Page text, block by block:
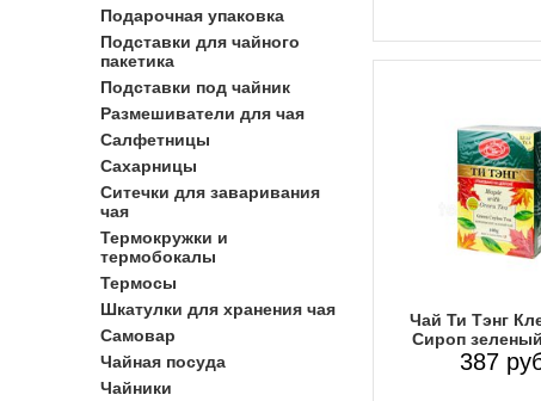
Подарочная упаковка
Подставки для чайного
пакетика
Подставки под чайник
Размешиватели для чая
Салфетницы
Сахарницы
Ситечки для заваривания
чая
Термокружки и
термобокалы
Термосы
Шкатулки для хранения чая
Самовар
Чайная посуда
Чайники
Чай Ти Тэнг
Сироп
387